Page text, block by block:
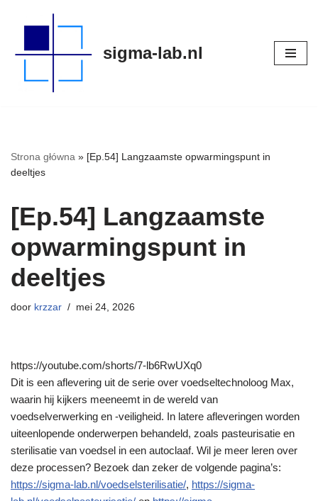
naar
sigma-lab.nl
Strona główna » [Ep.54] Langzaamste opwarmingspunt in
deeltjes
[Ep.54] Langzaamste
opwarmingspunt in
deeltjes
door krzzar mei 24, 2026
https://youtube.com/shorts/7-lb6RwUXq0
Dit is een aflevering uit de serie over voedseltechnoloog Max,
waarin hij kijkers meeneemt in de wereld van
voedselverwerking en -veiligheid. In latere afleveringen worden
uiteenlopende onderwerpen behandeld, zoals pasteurisatie en
sterilisatie van voedsel in een autoclaaf. Wil je meer leren over
deze processen? Bezoek dan zeker de volgende pagina’s:
https://sigma-lab.nl/voedselsterilisatie/, https://sigma-